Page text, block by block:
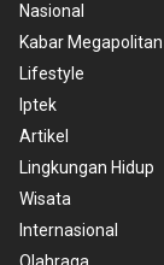
Nasional
Kabar Megapolitan
Lifestyle
Iptek
Artikel
Lingkungan Hidup
Wisata
Internasional